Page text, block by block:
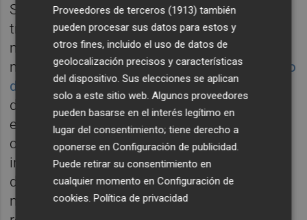
Según señalaban los representantes de los
trabajadores, una de las cuestiones que
mantiene paralizadas las licitaciones por el
momento es la aprobación delnuevo decreto
de tipologías. Éste regula el funcionamiento
de las residencias, marca normativa de
espacios y ratios de personal para todos los
centros. En el mes de abril, salía a
información pública el borrador del proyecto
del nuevo decreto, en el que se amplía el
número de plazas máximas de las
Proveedores de terceros (1913) también
pueden procesar sus datos para estos y
otros fines, incluido el uso de datos de
geolocalización precisos y características
del dispositivo. Sus elecciones se aplican
solo a este sitio web. Algunos proveedores
pueden basarse en el interés legítimo en
lugar del consentimiento; tiene derecho a
oponerse enConfiguración de publicidad
Puede retirar su consentimiento en
cualquier momento enConfiguración de
cookies .Política de privacidad